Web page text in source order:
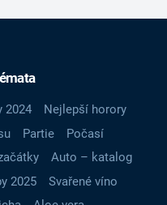
2024
Nejlepší horory
Partie
Počasí
Auto – katalog
2025
Svařené víno